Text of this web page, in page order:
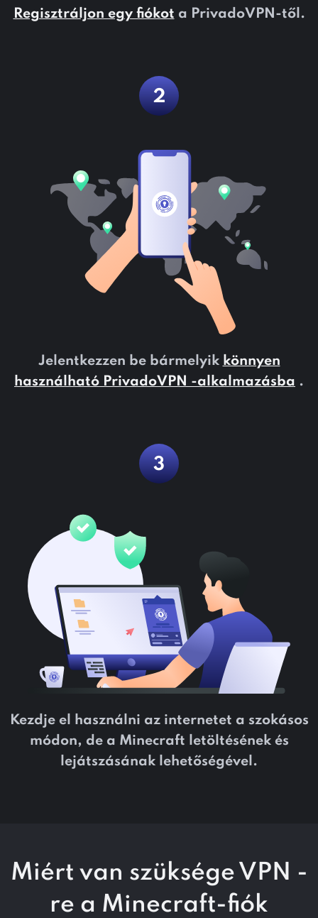
Regisztráljon egy fiókot a PrivadoVPN-től.
2
Jelentkezzen be bármelyik könnyen
használható PrivadoVPN -alkalmazásba .
3
Kezdje el használni az internetet a szokásos
módon, de a Minecraft letöltésének és
lejátszásának lehetőségével.
Miért van szüksége VPN -
re a Minecraft-fiók